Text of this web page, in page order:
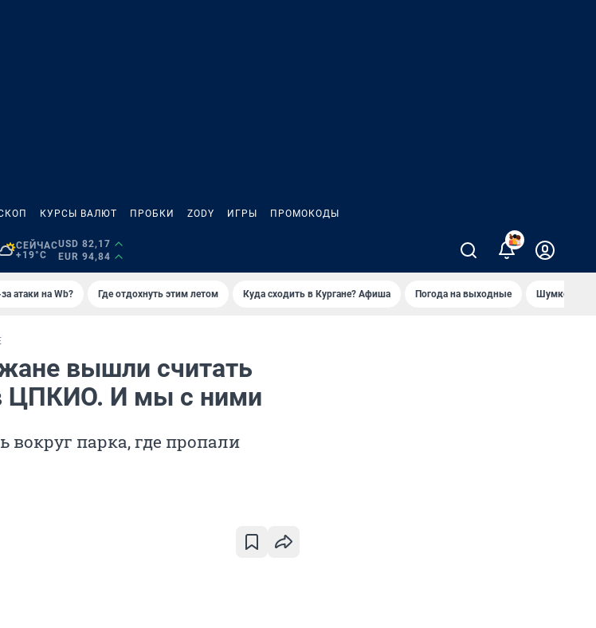
КУРСЫ ВАЛЮТ ПРОБКИ ZODY ИГРЫ ПРОМОКОДЫ
СЕЙЧАС
+19°C
USD 82,17
EUR 94,84
2
атаки на Wb? Где отдохнуть этим летом Куда сходить в Кургане? Афиша Погода на выходные Шумков в
вышли считать
ЦПКИО. И мы с ними
вокруг парка, где пропали